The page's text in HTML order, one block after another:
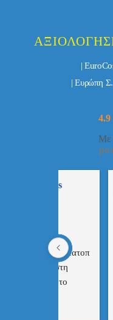
|
| Ευρώπη Σ.
4.9
Με
συνεργασία